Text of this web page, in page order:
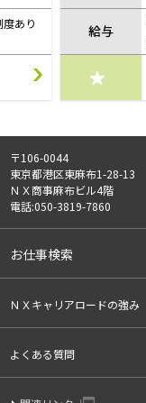
あり 給与
〒106-0044
東京都港区東麻布1-28-13
ＮＸ商事麻布ビル4階
電話:050-3819-7860
お仕事検索
ＮＸキャリアロードの強み
よくある質問